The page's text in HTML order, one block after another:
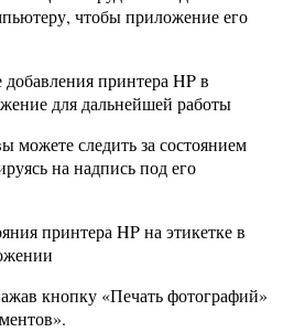
чтобы приложение его
можете следить за состоянием
на надпись под его
кнопку «Печать фотографий»